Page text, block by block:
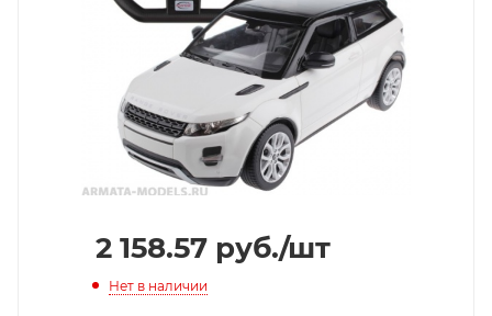
2 158.57 руб./шт
Нет в наличии